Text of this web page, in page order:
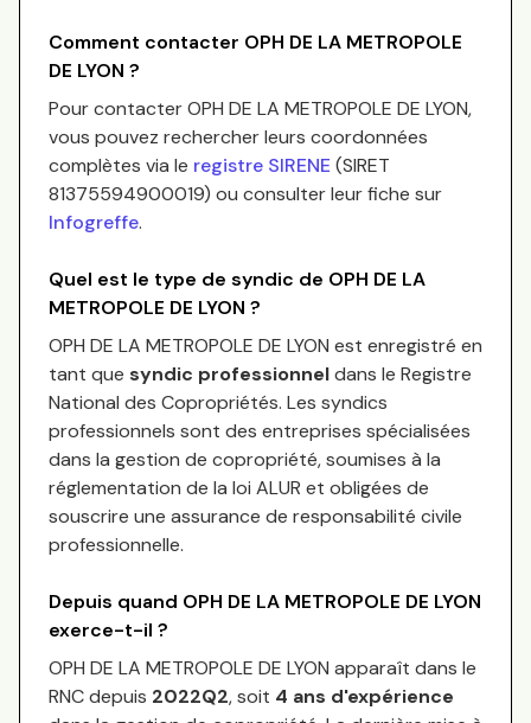
Comment contacter OPH DE LA METROPOLE
DE LYON ?
Pour contacterOPH DE LA METROPOLE DE LYON,
vous pouvez rechercher leurs coordonnées
complètes via le registre SIRENE (SIRET
81375594900019) ou consulter leur fiche sur
Infogreffe.
Quel est le type de syndic de OPH DE LA
METROPOLE DE LYON ?
OPH DE LA METROPOLE DE LYON est enregistré en
tant que syndic professionneldans le Registre
National des Copropriétés. Les syndics
professionnels sont des entreprises spécialisées
dans la gestion de copropriété, soumises à la
réglementation de la loi ALUR et obligées de
souscrire une assurance de responsabilité civile
professionnelle.
Depuis quand OPH DE LA METROPOLE DE LYON
exerce-t-il ?
OPH DE LA METROPOLE DE LYON apparaît dans le
RNC depuis 2022Q2, soit 4 ans d'expérience